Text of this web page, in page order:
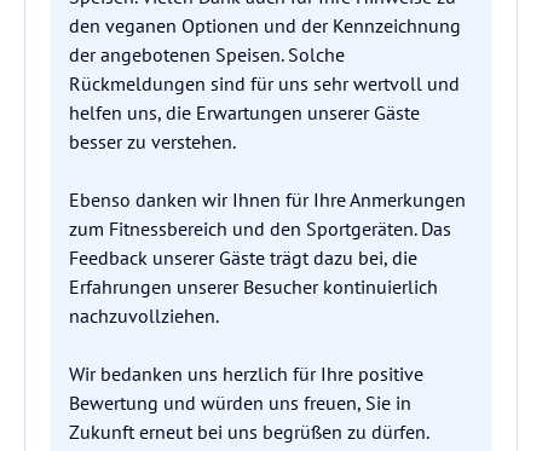
den veganen Optionen und der Kennzeichnung
der angebotenen Speisen. Solche
Rückmeldungen sind für uns sehr wertvoll und
helfen uns, die Erwartungen unserer Gäste
besser zu verstehen.
Ebenso danken wir Ihnen für Ihre Anmerkungen
zum Fitnessbereich und den Sportgeräten. Das
Feedback unserer Gäste trägt dazu bei, die
Erfahrungen unserer Besucher kontinuierlich
nachzuvollziehen.
Wir bedanken uns herzlich für Ihre positive
Bewertung und würden uns freuen, Sie in
Zukunft erneut bei uns begrüßen zu dürfen.